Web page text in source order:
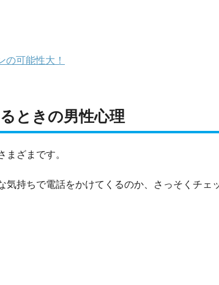
可能性大！
ときの男性心理
ざまです。
持ちで電話をかけてくるのか、さっそくチェ